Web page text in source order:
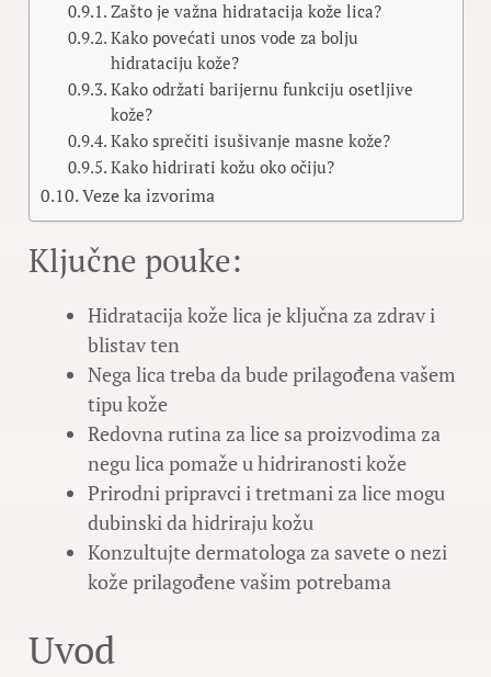
Zašto je važna hidratacija kože lica?
Kako povećati unos vode za bolju
hidrataciju kože?
Kako održati barijernu funkciju osetljive
kože?
Kako sprečiti isušivanje masne kože?
Kako hidrirati kožu oko očiju?
Veze ka izvorima
Ključne pouke:
Hidratacija kože lica je ključna za zdrav i
blistav ten
Nega lica treba da bude prilagođena vašem
tipu kože
Redovna rutina za lice sa proizvodima za
negu lica pomaže u hidriranosti kože
Prirodni pripravci i tretmani za lice mogu
dubinski da hidriraju kožu
Konzultujte dermatologa za savete o nezi
kože prilagođene vašim potrebama
Uvod